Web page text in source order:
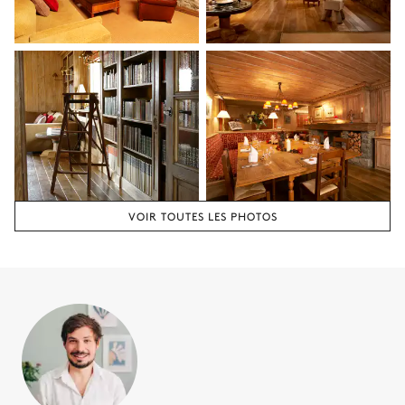
Chambre 2
Lit double (2 lits simples) Balcon
Salle de bain 2
Attenante
Baignoire
WC
Lit superposé (2 lits simples)
Salle de bain 3
VOIR TOUTES LES PHOTOS